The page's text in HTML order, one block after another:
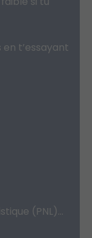
t’essayant
(PNL)…